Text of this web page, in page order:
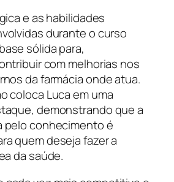
e as habilidades
durante o curso
sólida para,
com melhorias nos
da farmácia onde atua.
coloca Luca em uma
demonstrando que a
pelo conhecimento é
quem deseja fazer a
da saúde.